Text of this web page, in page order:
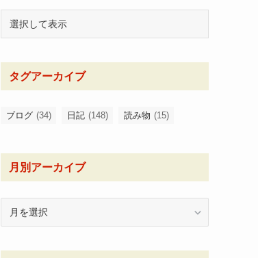
タグアーカイブ
ブログ (34) 日記 (148) 読み物 (15)
月別アーカイブ
ー